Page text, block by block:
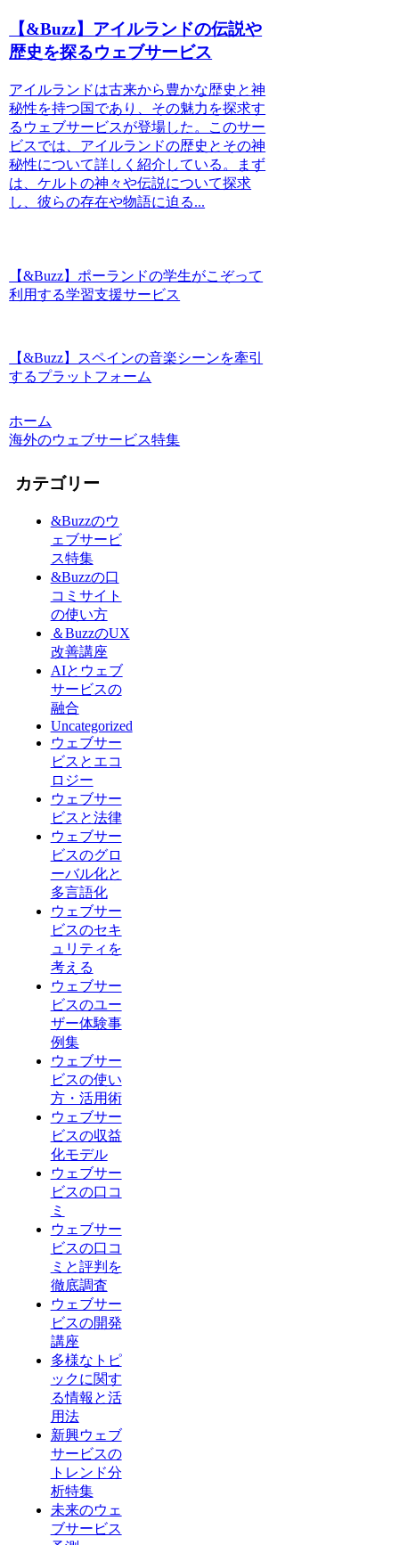
【&Buzz】アイルランドの伝説や
歴史を探るウェブサービス
アイルランドは古来から豊かな歴史と神
秘性を持つ国であり、その魅力を探求す
るウェブサービスが登場した。このサー
ビスでは、アイルランドの歴史とその神
秘性について詳しく紹介している。まず
は、ケルトの神々や伝説について探求
し、彼らの存在や物語に迫る...
【&Buzz】ポーランドの学生がこぞって
利用する学習支援サービス
【&Buzz】スペインの音楽シーンを牽引
するプラットフォーム
ホーム
海外のウェブサービス特集
カテゴリー
&Buzzのウ
ェブサービ
ス特集
&Buzzの口
コミサイト
の使い方
＆BuzzのUX
改善講座
AIとウェブ
サービスの
融合
Uncategorized
ウェブサー
ビスとエコ
ロジー
ウェブサー
ビスと法律
ウェブサー
ビスのグロ
ーバル化と
多言語化
ウェブサー
ビスのセキ
ュリティを
考える
ウェブサー
ビスのユー
ザー体験事
例集
ウェブサー
ビスの使い
方・活用術
ウェブサー
ビスの収益
化モデル
ウェブサー
ビスの口コ
ミ
ウェブサー
ビスの口コ
ミと評判を
徹底調査
ウェブサー
ビスの開発
講座
多様なトピ
ックに関す
る情報と活
用法
新興ウェブ
サービスの
トレンド分
析特集
未来のウェ
ブサービス